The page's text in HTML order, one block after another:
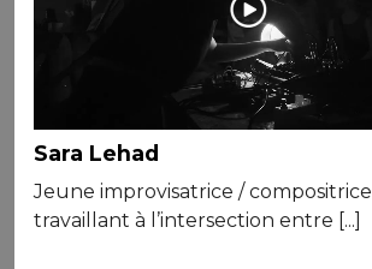
Sara Lehad
Jeune improvisatrice / compositrice
travaillant à l’intersection entre [...]